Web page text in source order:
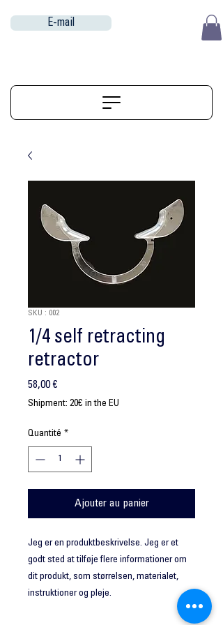
E-mail
SKU : 002
1/4 self retracting
retractor
58,00 €
Shipment: 20€ in the EU
Quantité *
Ajouter au panier
Jeg er en produktbeskrivelse. Jeg er et
godt sted at tilføje flere informationer om
dit produkt, som størrelsen, materialet,
instruktioner og pleje.